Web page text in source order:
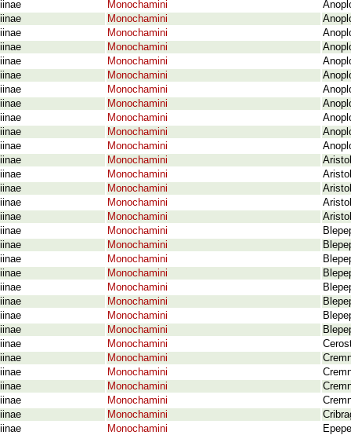
Monochamini
Monochamini
Monochamini
Monochamini
Monochamini
Monochamini
Monochamini
Monochamini
Monochamini
Monochamini
Monochamini
Monochamini
Monochamini
Monochamini
Monochamini
Monochamini
Monochamini
Monochamini
Monochamini
Monochamini
Monochamini
Monochamini
Monochamini
Monochamini
Monochamini
Monochamini
Monochamini
Monochamini
Monochamini
Monochamini
Monochamini